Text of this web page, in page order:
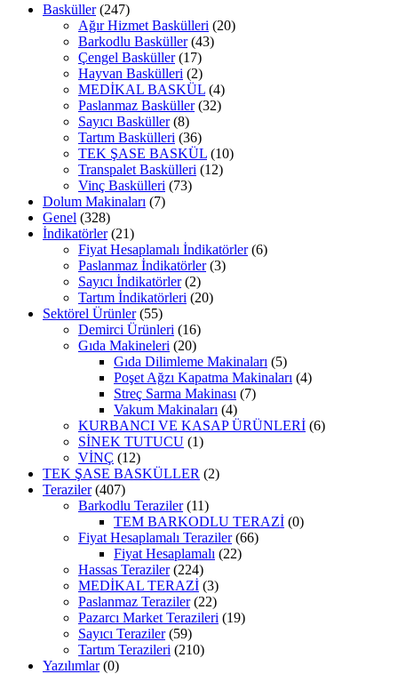
Basküller (247)
Ağır Hizmet Baskülleri (20)
Barkodlu Basküller (43)
Çengel Basküller (17)
Hayvan Baskülleri (2)
MEDİKAL BASKÜL (4)
Paslanmaz Basküller (32)
Sayıcı Basküller (8)
Tartım Baskülleri (36)
TEK ŞASE BASKÜL (10)
Transpalet Baskülleri (12)
Vinç Baskülleri (73)
Dolum Makinaları (7)
Genel (328)
İndikatörler (21)
Fiyat Hesaplamalı İndikatörler (6)
Paslanmaz İndikatörler (3)
Sayıcı İndikatörler (2)
Tartım İndikatörleri (20)
Sektörel Ürünler (55)
Demirci Ürünleri (16)
Gıda Makineleri (20)
Gıda Dilimleme Makinaları (5)
Poşet Ağzı Kapatma Makinaları (4)
Streç Sarma Makinası (7)
Vakum Makinaları (4)
KURBANCI VE KASAP ÜRÜNLERİ (6)
SİNEK TUTUCU (1)
VİNÇ (12)
TEK ŞASE BASKÜLLER (2)
Teraziler (407)
Barkodlu Teraziler (11)
TEM BARKODLU TERAZİ (0)
Fiyat Hesaplamalı Teraziler (66)
Fiyat Hesaplamalı (22)
Hassas Teraziler (224)
MEDİKAL TERAZİ (3)
Paslanmaz Teraziler (22)
Pazarcı Market Terazileri (19)
Sayıcı Teraziler (59)
Tartım Terazileri (210)
Yazılımlar (0)